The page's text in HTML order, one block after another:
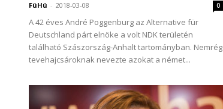
FüHü - 2018-03-08 0
A 42 éves André Poggenburg az Alternative für
Deutschland párt elnöke a volt NDK területén
található Szászország-Anhalt tartományban. Nemrég
tevehajcsároknak nevezte azokat a német...